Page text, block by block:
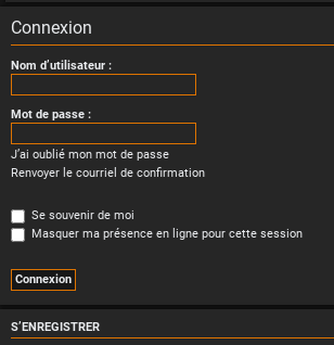
Connexion
Nom d’utilisateur :
Mot de passe :
J’ai oublié mon mot de passe
Renvoyer le courriel de confirmation
Se souvenir de moi
Masquer ma présence en ligne pour cette session
S’ENREGISTRER